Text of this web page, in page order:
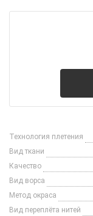
Технология плетения
Вид ткани
Качество
Вид ворса
Метод окраса
Вид переплёта нитей